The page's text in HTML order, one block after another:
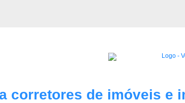
corretores de imóveis e